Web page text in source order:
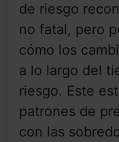
de riesgo
no fatal, pero
cómo los
a lo largo del
riesgo. Este
patrones de
con las